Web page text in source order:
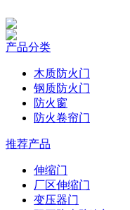
产品分类
木质防火门
钢质防火门
防火窗
防火卷帘门
推荐产品
伸缩门
厂区伸缩门
变压器门